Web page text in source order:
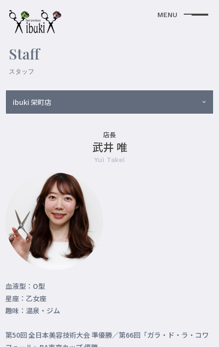
Staff
スタッフ
ibuki 栄町店
店長
武井 唯
Yui Takei
血液型：O型
星座：乙女座
趣味：温泉・ジム
第50回 全日本美容技術大会 準優勝／第66回「ガラ・ド・ラ・コワ